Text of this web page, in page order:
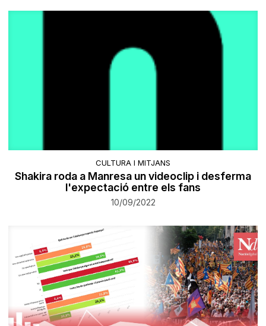
CULTURA I MITJANS
Shakira roda a Manresa un videoclip i desferma
l'expectació entre els fans
10/09/2022